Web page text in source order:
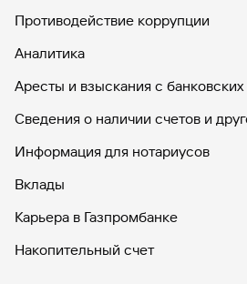
Противодействие коррупции
Аналитика
Аресты и взыскания с банковских
Сведения о наличии счетов и
Информация для нотариусов
Вклады
Карьера в Газпромбанке
Накопительный счет